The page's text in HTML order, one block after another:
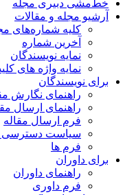
خط‌مشی دبیری مجله
آرشیو مجله و مقالات
کلیه شماره‌های
آخرین شماره
نمایه نویسندگان
نمایه واژه های
برای نویسندگان
راهنمای نگارش
راهنمای ارسال
فرم ارسال مقاله
سیاست دسترسی و
فرم ها
برای داوران
راهنمای داوران
فرم داوری